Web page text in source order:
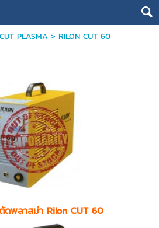
PLASMA > RILON CUT 60
ดพลาสม่า Rilon CUT 60